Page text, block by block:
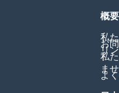
概
私
お
リ
私
ま
よ